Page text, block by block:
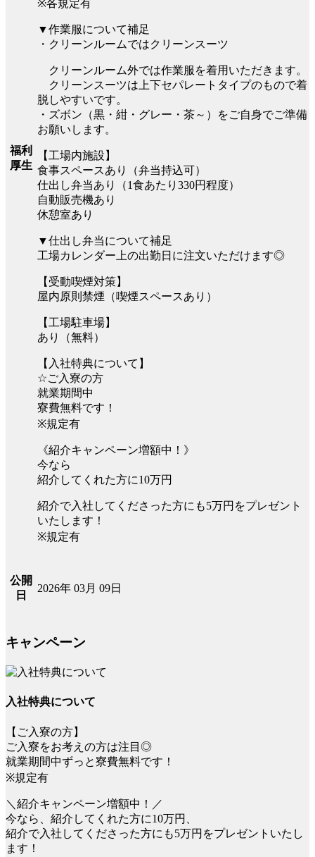
福利
厚生
※各規定有
▼作業服について補足
・クリーンルームではクリーンスーツ
クリーンルーム外では作業服を着用いただきます。
クリーンスーツは上下セパレートタイプのもので着
脱しやすいです。
・ズボン（黒・紺・グレー・茶～）をご自身でご準備
お願いします。
【工場内施設】
食事スペースあり（弁当持込可）
仕出し弁当あり（1食あたり330円程度）
自動販売機あり
休憩室あり
▼仕出し弁当について補足
工場カレンダー上の出勤日に注文いただけます◎
【受動喫煙対策】
屋内原則禁煙（喫煙スペースあり）
【工場駐車場】
あり（無料）
【入社特典について】
☆ご入寮の方
就業期間中
寮費無料です！
※規定有
《紹介キャンペーン増額中！》
今なら
紹介してくれた方に10万円
紹介で入社してくださった方にも5万円をプレゼント
いたします！
※規定有
公開
日
2026年 03月 09日
キャンペーン
入社特典について
【ご入寮の方】
ご入寮をお考えの方は注目◎
就業期間中ずっと寮費無料です！
※規定有
＼紹介キャンペーン増額中！／
今なら、紹介してくれた方に10万円、
紹介で入社してくださった方にも5万円をプレゼントいたし
ます！